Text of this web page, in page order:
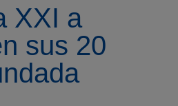
XXI a
sus 20